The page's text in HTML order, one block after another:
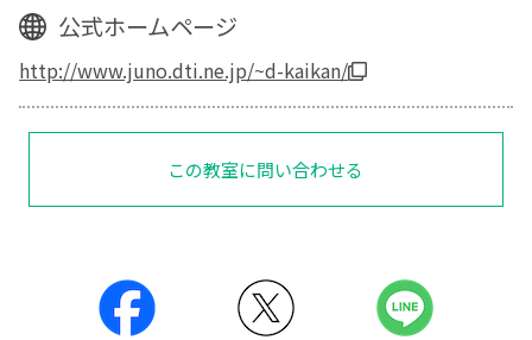
公式ホームページ
http://www.juno.dti.ne.jp/~d-kaikan/
この教室に問い合わせる